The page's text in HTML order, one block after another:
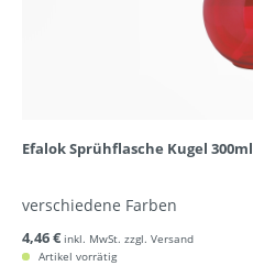
Efalok Sprühflasche Kugel 300ml
verschiedene Farben
4,46 € inkl. MwSt. zzgl. Versand
Artikel vorrätig